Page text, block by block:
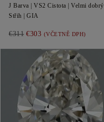
J Barva | VS2 Cistota | Velmi dobrý
Střih | GIA
€311 €303 (VČETNĚ DPH)